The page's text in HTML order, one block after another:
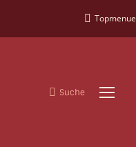
Topmenue
Search:
Suche